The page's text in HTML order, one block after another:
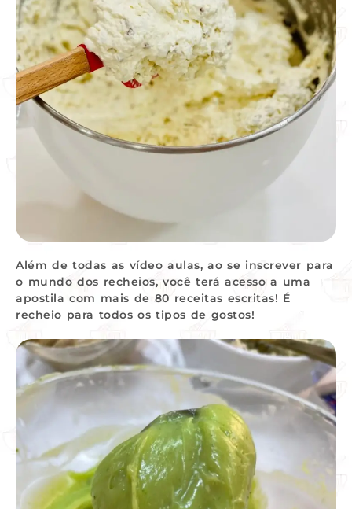
Além de todas as vídeo aulas, ao se inscrever para
o mundo dos recheios, você terá acesso a uma
apostila com mais de 80 receitas escritas! É
recheio para todos os tipos de gostos!